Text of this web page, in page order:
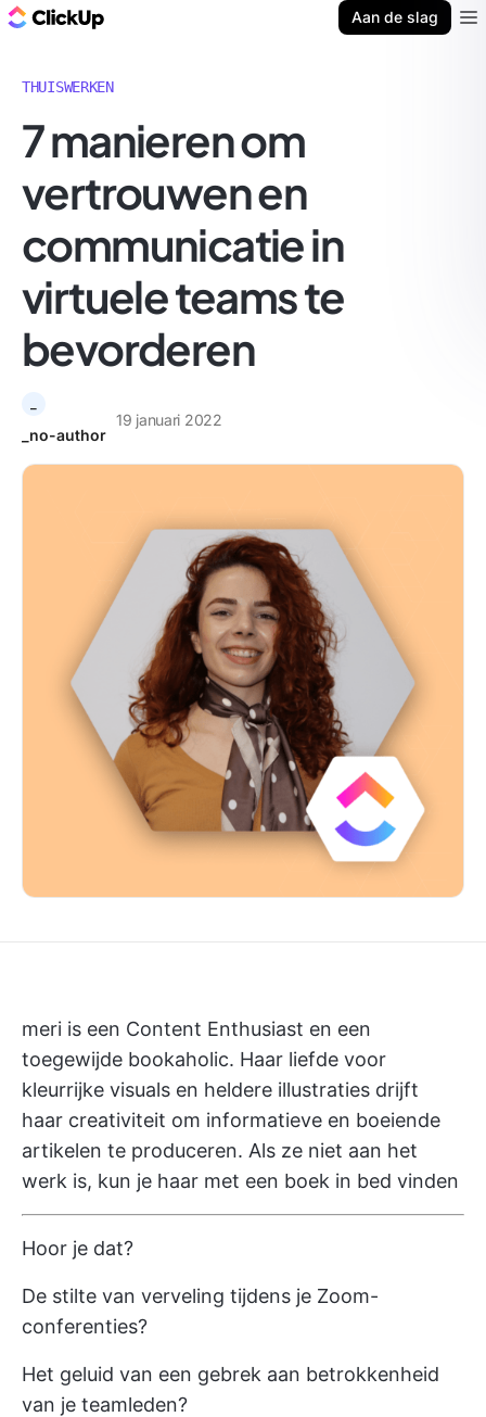
Aan de slag
THUISWERKEN
7 manieren om
vertrouwen en
communicatie in
virtuele teams te
bevorderen
_no-author
19 januari 2022
meri is een Content Enthusiast en een
toegewijde bookaholic. Haar liefde voor
kleurrijke visuals en heldere illustraties drijft
haar creativiteit om informatieve en boeiende
artikelen te produceren. Als ze niet aan het
werk is, kun je haar met een boek in bed vinden
Hoor je dat?
De stilte van verveling tijdens je Zoom-
conferenties?
Het geluid van een gebrek aan betrokkenheid
van je teamleden?